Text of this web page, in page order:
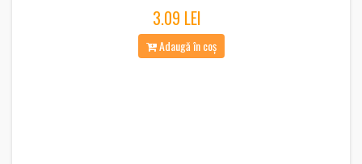
3.09 LEI
Adaugă în coș